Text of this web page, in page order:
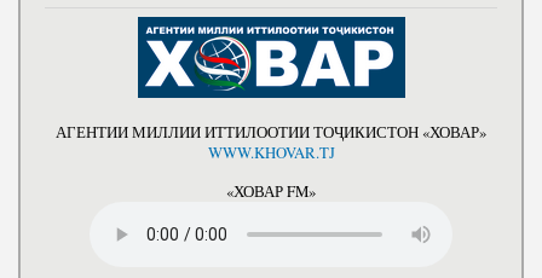
АГЕНТИИ МИЛЛИИ ИТТИЛООТИИ ТОҶИКИСТОН «ХОВАР»
WWW.KHOVAR.TJ
«ХОВАР FM»